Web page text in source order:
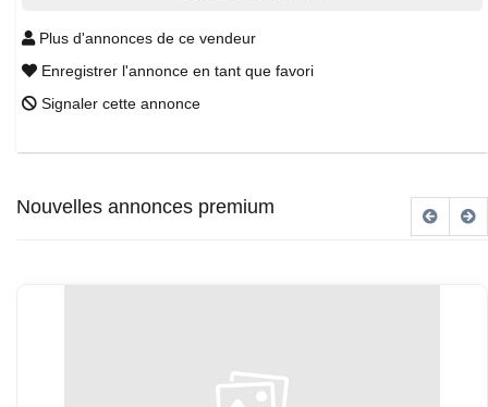
Plus d'annonces de ce vendeur
Enregistrer l'annonce en tant que favori
Signaler cette annonce
Nouvelles annonces premium